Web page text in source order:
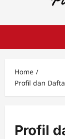
Home
Profil dan
Profil